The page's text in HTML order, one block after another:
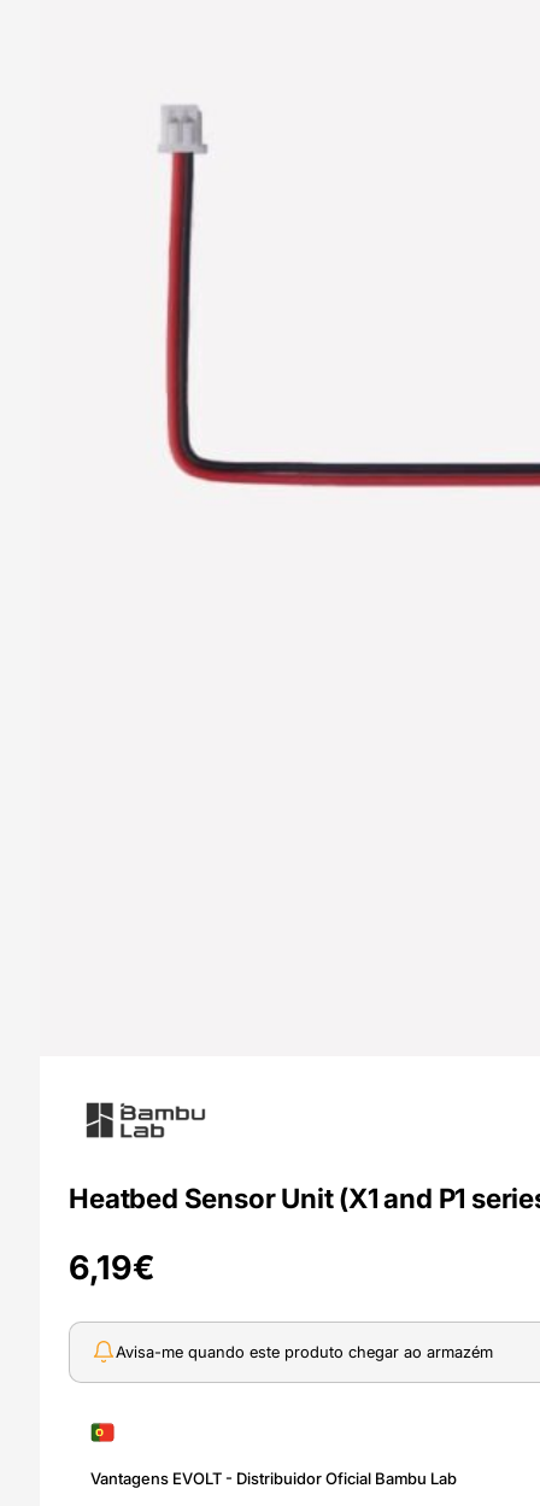
Heatbed Sensor Unit (X1 and P1
6,19€
Avisa-me quando este produto chegar ao armazém
Vantagens EVOLT - Distribuidor Oficial Bambu Lab